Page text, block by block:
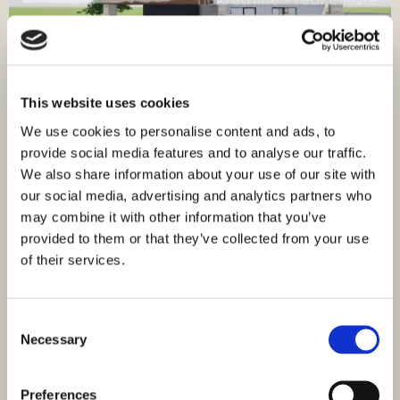
This website uses cookies
We use cookies to personalise content and ads, to
provide social media features and to analyse our traffic.
We also share information about your use of our site with
our social media, advertising and analytics partners who
may combine it with other information that you’ve
provided to them or that they’ve collected from your use
of their services.
Selection
Necessary
Preferences
295.000,00 € ID: 4312
Dreizimmerwohnung im Neubau Zaton mit
Dachterrasse
Nin, Zaton
Größe (m²) : 98,01 M²
insgesamt vier Wohnungen. Jede Wohnung ist individuell
gestaltet und bietet maximalen…